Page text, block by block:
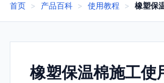
首页 > 产品百科 > 使用教程 > 橡塑保
橡塑保温棉施工使